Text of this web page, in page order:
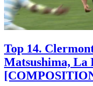
Top 14.
Matsushima, La